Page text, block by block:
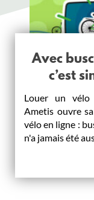
Avec
c’est
Louer un vélo
Ametis ouvre
vélo en ligne :
n'a jamais été